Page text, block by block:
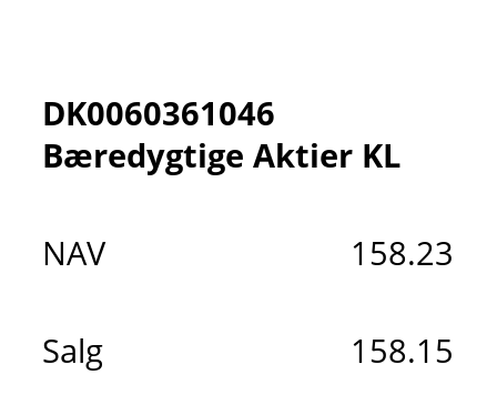
DK0060361046
Bæredygtige Aktier KL
NAV 158.23
Salg 158.15